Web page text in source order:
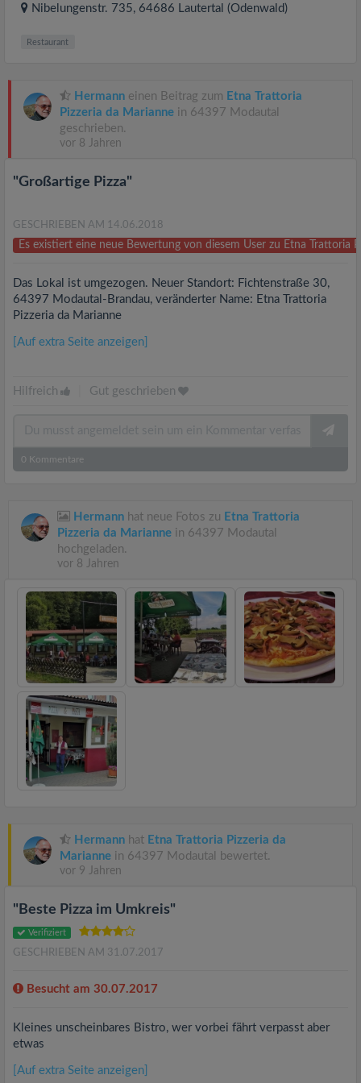
Nibelungenstr. 735, 64686 Lautertal (Odenwald)
Restaurant
Hermann einen Beitrag zum Etna Trattoria
Pizzeria da Marianne in 64397 Modautal
geschrieben.
vor 8 Jahren
"Großartige Pizza"
GESCHRIEBEN AM 14.06.2018
Es existiert eine neue Bewertung von diesem User zu Etna Trattoria
Das Lokal ist umgezogen. Neuer Standort: Fichtenstraße 30,
64397 Modautal-Brandau, veränderter Name: Etna Trattoria
Pizzeria da Marianne
[Auf extra Seite anzeigen]
Hilfreich Gut geschrieben
0 Kommentare
Hermann hat neue Fotos zu Etna Trattoria
Pizzeria da Marianne in 64397 Modautal
hochgeladen.
vor 8 Jahren
Hermann hat Etna Trattoria Pizzeria da
Marianne in 64397 Modautal bewertet.
vor 9 Jahren
"Beste Pizza im Umkreis"
Verifiziert
GESCHRIEBEN AM 31.07.2017
Besucht am 30.07.2017
Kleines unscheinbares Bistro, wer vorbei fährt verpasst aber
etwas
[Auf extra Seite anzeigen]